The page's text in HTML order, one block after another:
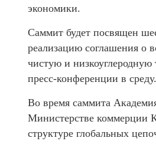
экономики.
Саммит будет посвящен
реализацию соглашения о
чистую и
пресс-конференции в среду.
Во время саммита
Министерстве коммерции
структуре глобальных